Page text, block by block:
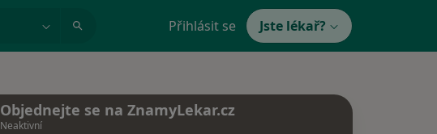
Přihlásit se Jste lékař?
Objednejte se na ZnamyLekar.cz
Neaktivní